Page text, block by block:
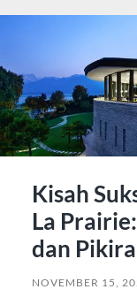
Kisah
La
dan
NOVEMBER 15,